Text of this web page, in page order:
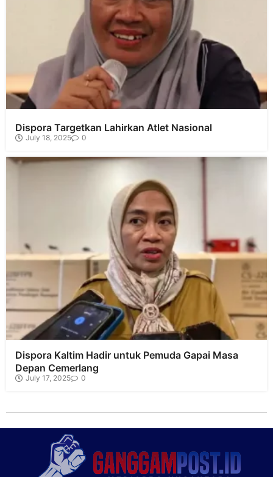
Dispora Targetkan Lahirkan Atlet Nasional
July 18, 2025 0
Dispora Kaltim Hadir untuk Pemuda Gapai Masa
Depan Cemerlang
July 17, 2025 0